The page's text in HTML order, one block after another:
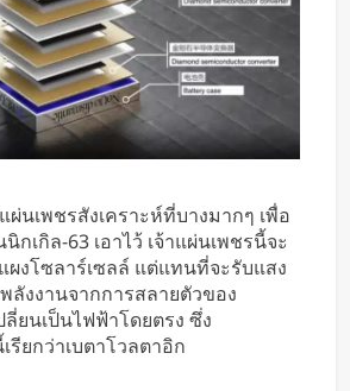
ผ่นเพชรสังเคราะห์ที่บางมากๆ เพื่อ
กเกิล-63 เอาไว้ เจ้าแผ่นเพชรนี้จะ
งโซลาร์เซลล์ แต่แทนที่จะรับแสง
ลังงานจากการสลายตัวของ
ลี่ยนเป็นไฟฟ้าโดยตรง ซึ่ง
รียกว่าเบตาโวลตาอิก